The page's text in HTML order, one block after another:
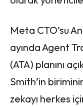
Meta CTO’su
ayında Agent
(ATA) planını
Smith’in
zekayı herkes